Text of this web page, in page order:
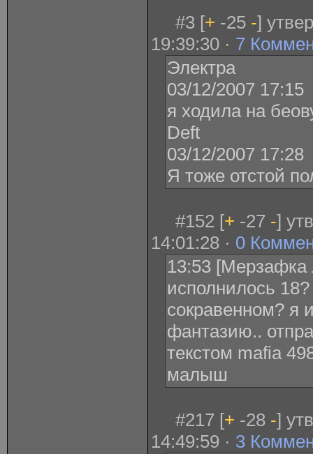
#3 [+ -25 -]
19:39:30 · 7
Электра
03/12/2007 17:15
я ходила на
Deft
03/12/2007 17:28
Я тоже отстой
#152 [+ -27 -]
14:01:28 · 0
13:53 [Мерзафка
исполнилось
сокравенном?
фантазию..
текстом mafia
малыш
#217 [+ -28 -]
14:49:59 · 3